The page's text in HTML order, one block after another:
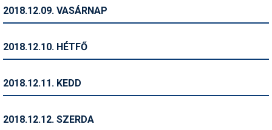
Pályázatok
Síbérletárak
2018.12.09. VASÁRNAP
2018.12.10. HÉTFŐ
2018.12.11. KEDD
2018.12.12. SZERDA